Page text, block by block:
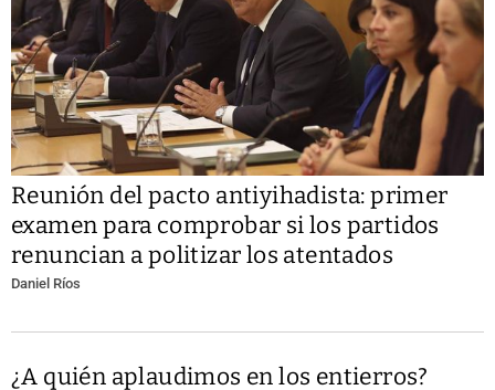
Reunión del pacto antiyihadista: primer
examen para comprobar si los partidos
renuncian a politizar los atentados
Daniel Ríos
¿A quién aplaudimos en los entierros?